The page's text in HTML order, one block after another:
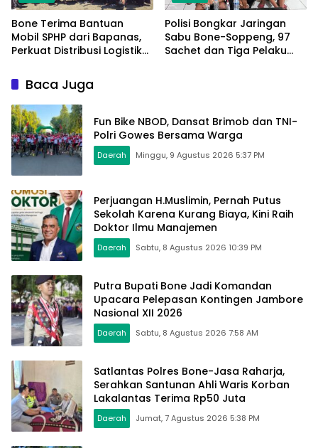
Bone Terima Bantuan
Mobil SPHP dari Bapanas,
Perkuat Distribusi Logistik
Polisi Bongkar Jaringan
Sabu Bone-Soppeng, 97
Sachet dan Tiga Pelaku
Baca Juga
Fun Bike NBOD, Dansat Brimob dan TNI-
Polri Gowes Bersama Warga
Daerah Minggu, 9 Agustus 2026 5:37 PM
Perjuangan H.Muslimin, Pernah Putus
Sekolah Karena Kurang Biaya, Kini Raih
Doktor Ilmu Manajemen
Daerah Sabtu, 8 Agustus 2026 10:39 PM
Putra Bupati Bone Jadi Komandan
Upacara Pelepasan Kontingen Jambore
Nasional XII 2026
Daerah Sabtu, 8 Agustus 2026 7:58 AM
Satlantas Polres Bone-Jasa Raharja,
Serahkan Santunan Ahli Waris Korban
Lakalantas Terima Rp50 Juta
Daerah Jumat, 7 Agustus 2026 5:38 PM